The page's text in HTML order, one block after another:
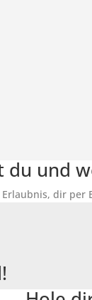
du und
dir per